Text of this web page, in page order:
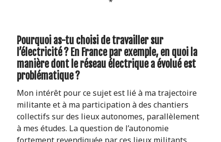
Pourquoi as-tu choisi de travailler sur
l’électricité ? En France par exemple, en quoi la
manière dont le réseau électrique a évolué est
problématique ?
Mon intérêt pour ce sujet est lié à ma trajectoire
militante et à ma participation à des chantiers
collectifs sur des lieux autonomes, parallèlement
à mes études. La question de l’autonomie